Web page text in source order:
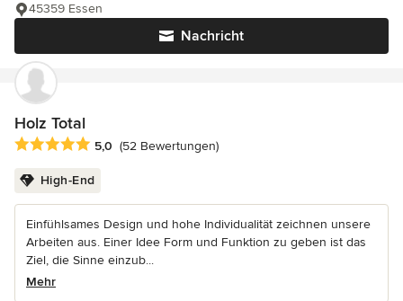
Nachricht
45359 Essen
Holz Total
Durchschnittliche Bewertung: 5 von 5 Sternen
5,0 (52 Bewertungen)
High-End
Einfühlsames Design und hohe Individualität zeichnen unsere
Arbeiten aus. Einer Idee Form und Funktion zu geben ist das
Ziel, die Sinne einzub...
Mehr